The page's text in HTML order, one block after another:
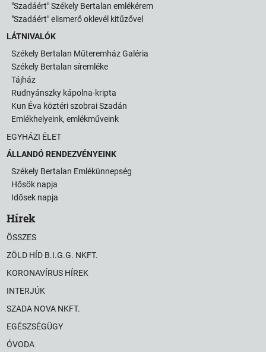
"Szadáért" Székely Bertalan emlékérem
"Szadáért" elismerő oklevél kitűzővel
LÁTNIVALÓK
Székely Bertalan Műteremház Galéria
Székely Bertalan síremléke
Tájház
Rudnyánszky kápolna-kripta
Kun Éva köztéri szobrai Szadán
Emlékhelyeink, emlékműveink
EGYHÁZI ÉLET
ÁLLANDÓ RENDEZVÉNYEINK
Székely Bertalan Emlékünnepség
Hősök napja
Idősek napja
Hírek
ÖSSZES
ZÖLD HÍD B.I.G.G. NKFT.
KORONAVÍRUS HÍREK
INTERJÚK
SZADA NOVA NKFT.
EGÉSZSÉGÜGY
ÓVODA